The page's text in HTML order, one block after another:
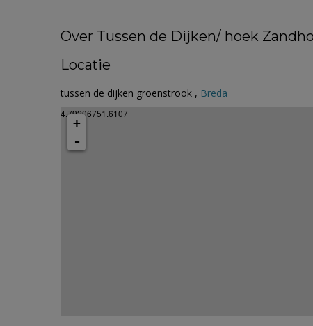
Over Tussen de Dijken/ hoek
Locatie
tussen de dijken groenstrook , Breda
4.79206751.6107
+
-